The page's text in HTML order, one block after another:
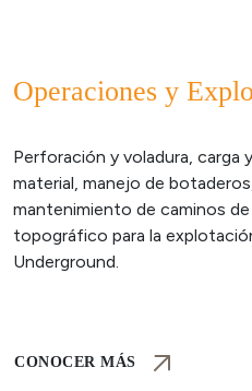
Operaciones y
Perforación y voladura, carga
material, manejo de
mantenimiento de caminos
topográfico para la
Underground.
CONOCER MÁS